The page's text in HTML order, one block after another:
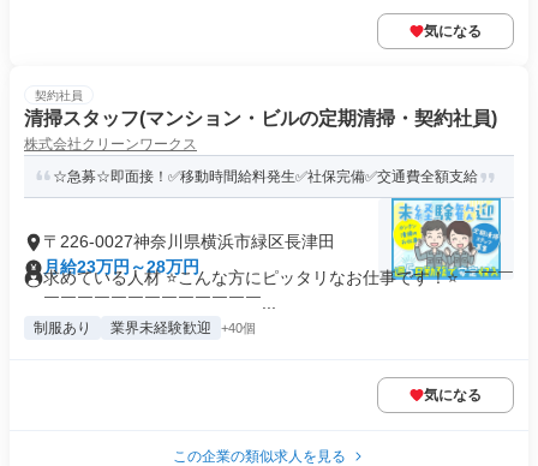
気になる
契約社員
清掃スタッフ(マンション・ビルの定期清掃・契約社員)
株式会社クリーンワークス
☆急募☆即面接！✅移動時間給料発生✅社保完備✅交通費全額支給
〒226-0027神奈川県横浜市緑区長津田
月給23万円～28万円
求めている人材 ⭐こんな方にピッタリなお仕事です！⭐ ￣￣￣
￣￣￣￣￣￣￣￣￣￣￣￣￣...
制服あり 業界未経験歓迎 +40個
気になる
この企業の類似求人を見る